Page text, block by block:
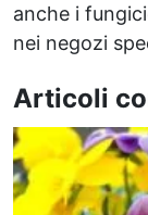
anche i
nei negozi
Articoli